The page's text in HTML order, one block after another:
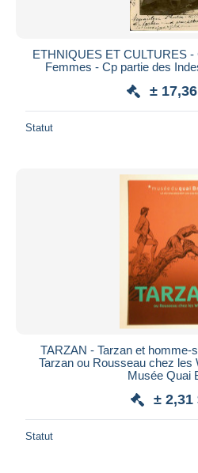
ETHNIQUES ET CULTURES -
Femmes - Cp partie des
±
Statut
TARZAN - Tarzan et homme-
Tarzan ou Rousseau chez les
Musée Quai
± 2,31
Statut